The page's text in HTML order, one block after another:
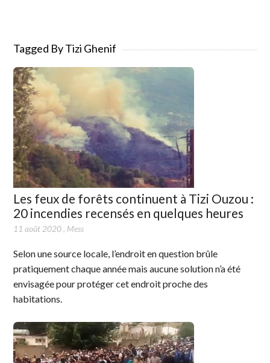
Tagged By Tizi Ghenif
Les feux de forêts continuent à Tizi Ouzou :
20 incendies recensés en quelques heures
11 août 2020, Mess
Selon une source locale, l’endroit en question brûle
pratiquement chaque année mais aucune solution n’a été
envisagée pour protéger cet endroit proche des
habitations.